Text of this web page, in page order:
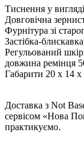
Тиснення у
Довговічна
Фурнітура зі
Застібка-
Регульований
довжина ремінця
Габарити 20 х 14
Доставка з Not
сервісом «Нова
практикуємо.